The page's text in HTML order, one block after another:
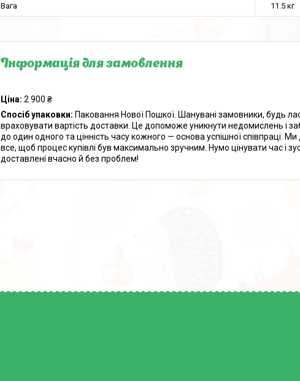
Вага 11.5 кг
Інформація для замовлення
Ціна: 2 900 ₴
Спосіб упаковки: Паковання Нової Пошкої. Шанувані замовники, будь
враховувати вартість доставки. Це допоможе уникнути недомислень і
до один одного та цінність часу кожного — основа успішної співпраці.
все, щоб процес купівлі був максимально зручним. Нумо цінувати час і
доставлені вчасно й без проблем!